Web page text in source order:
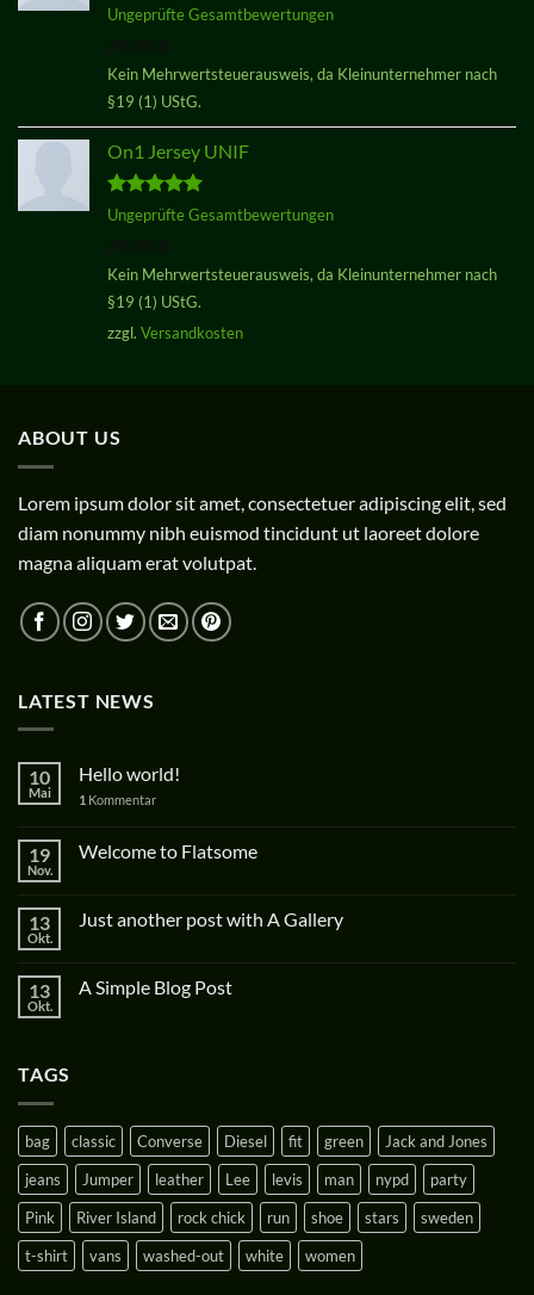
Bewertet
Ungeprüfte Gesamtbewertungen
Kein Mehrwertsteuerausweis, da Kleinunternehmer nach
§19 (1) UStG.
On1 Jersey UNIF
Bewertet
mit 5.00
Ungeprüfte Gesamtbewertungen
Kein Mehrwertsteuerausweis, da Kleinunternehmer nach
§19 (1) UStG.
zzgl. Versandkosten
ABOUT US
Lorem ipsum dolor sit amet, consectetuer adipiscing elit, sed
diam nonummy nibh euismod tincidunt ut laoreet dolore
magna aliquam erat volutpat.
LATEST NEWS
10
Mai
Hello world!
1 Kommentar
19
Nov.
Welcome to Flatsome
13
Okt.
Just another post with A Gallery
13
Okt.
A Simple Blog Post
TAGS
bag classic Converse Diesel fit green
Jack and Jones
jeans
Jumper leather Lee levis man nypd
party
Pink
River Island rock chick run shoe stars
sweden
t-shirt
vans washed-out white women